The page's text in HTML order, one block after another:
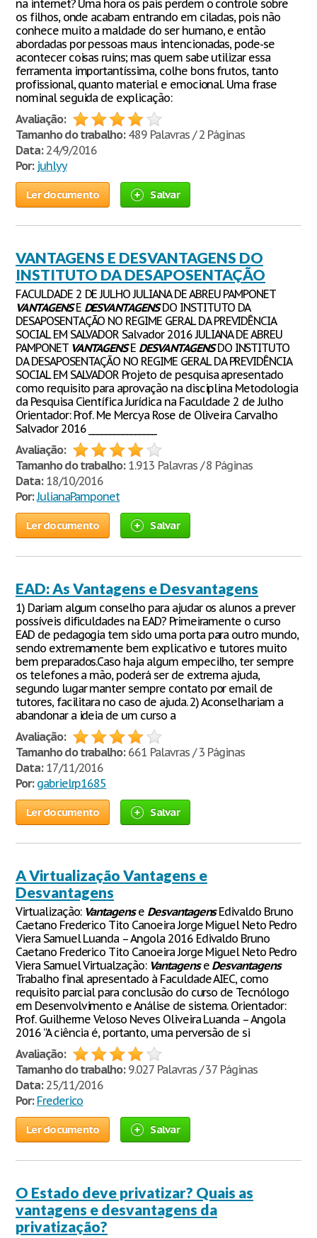
na internet? Uma hora os pais perdem o controle sobre
os filhos, onde acabam entrando em ciladas, pois não
conhece muito a maldade do ser humano, e então
abordadas por pessoas maus intencionadas, pode-se
acontecer coisas ruins; mas quem sabe utilizar essa
ferramenta importantíssima, colhe bons frutos, tanto
profissional, quanto material e emocional. Uma frase
nominal seguida de explicação:
Avaliação:
Tamanho do trabalho:489 Palavras / 2 Páginas
Data:24/9/2016
Por: juhlyy
Ler documento Salvar
VANTAGENS E DESVANTAGENS DO
INSTITUTO DA DESAPOSENTAÇÃO
FACULDADE 2 DE JULHO JULIANA DE ABREU PAMPONET
VANTAGENSE DESVANTAGENSDO INSTITUTO DA
DESAPOSENTAÇÃO NO REGIME GERAL DA PREVIDÊNCIA
SOCIAL EM SALVADOR Salvador 2016 JULIANA DE ABREU
PAMPONET VANTAGENSE DESVANTAGENSDO INSTITUTO
DA DESAPOSENTAÇÃO NO REGIME GERAL DA PREVIDÊNCIA
SOCIAL EM SALVADOR Projeto de pesquisa apresentado
como requisito para aprovação na disciplina Metodologia
da Pesquisa Científica Jurídica na Faculdade 2 de Julho
Orientador: Prof. Me Mercya Rose de Oliveira Carvalho
Salvador 2016 ________________
Avaliação:
Tamanho do trabalho:1.913 Palavras / 8 Páginas
Data:18/10/2016
Por:JulianaPamponet
Ler documento Salvar
EAD: As Vantagens e Desvantagens
1) Dariam algum conselho para ajudar os alunos a prever
possíveis dificuldades na EAD? Primeiramente o curso
EAD de pedagogia tem sido uma porta para outro mundo,
sendo extremamente bem explicativo e tutores muito
bem preparados.Caso haja algum empecilho, ter sempre
os telefones a mão, poderá ser de extrema ajuda,
segundo lugar manter sempre contato por email de
tutores, facilitara no caso de ajuda. 2) Aconselhariam a
abandonar a ideia de um curso a
Avaliação:
Tamanho do trabalho:661 Palavras / 3 Páginas
Data:17/11/2016
Por: gabrielrp1685
Ler documento Salvar
A Virtualização Vantagens e
Desvantagens
Virtualização: Vantagense DesvantagensEdivaldo Bruno
Caetano Frederico Tito Canoeira Jorge Miguel Neto Pedro
Viera Samuel Luanda – Angola 2016 Edivaldo Bruno
Caetano Frederico Tito Canoeira Jorge Miguel Neto Pedro
Viera Samuel Virtualzação: Vantagense Desvantagens
Trabalho final apresentado à Faculdade AIEC, como
requisito parcial para conclusão do curso de Tecnólogo
em Desenvolvimento e Análise de sistema. Orientador:
Prof. Guilherme Veloso Neves Oliveira Luanda – Angola
2016 “A ciência é, portanto, uma perversão de si
Avaliação:
Tamanho do trabalho:9.027 Palavras / 37 Páginas
Data:25/11/2016
Por: Frederico
Ler documento Salvar
O Estado deve privatizar? Quais as
vantagens e desvantagens da
privatização?